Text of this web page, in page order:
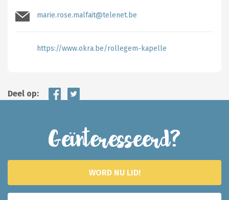
marie.rose.malfait@telenet.be
https://www.okra.be/rollegem-kapelle
Deel op:
Geïnteresseerd?
WORD NU LID!